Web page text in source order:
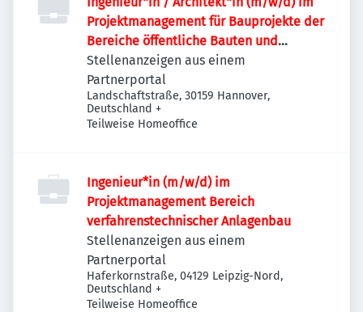
Projektmanagement für Bauprojekte der
Bereiche öffentliche Bauten und
Industriebauten / Infrastruktur
Stellenanzeigen aus einem
Partnerportal
Landschaftstraße, 30159 Hannover,
Deutschland +
Teilweise Homeoffice
Ingenieur*in (m/w/d) im
Projektmanagement Bereich
verfahrenstechnischer Anlagenbau
Stellenanzeigen aus einem
Partnerportal
Haferkornstraße, 04129 Leipzig-Nord,
Deutschland +
Teilweise Homeoffice